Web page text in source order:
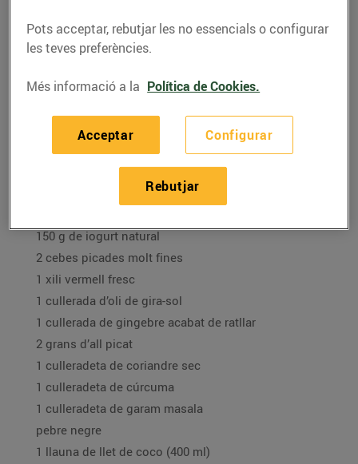
Pollastre korma
13/de gener/2021
Ingredients per a 4 persones:
150 g de iogurt natural
2 cebes picades molt fines
1 xili vermell fresc
1 cullerada d’oli de gira-sol
1 cullerada de gingebre acabat de ratllar
2 grans d’all picat
1 culleradeta de coriandre sec
1 culleradeta de cúrcuma
1 culleradeta de garam masala
pebre negre
1 llauna de llet de coco (400 ml)
Pots acceptar, rebutjar les no essencials o configurar
les teves preferències.
Més informació a la Política de Cookies.
Configurar
Rebutjar
Acceptar